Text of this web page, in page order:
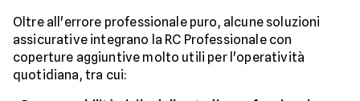
Oltre all'errore professionale puro, alcune soluzioni
assicurative integrano la RC Professionale con
coperture aggiuntive molto utili per l'operatività
quotidiana, tra cui: